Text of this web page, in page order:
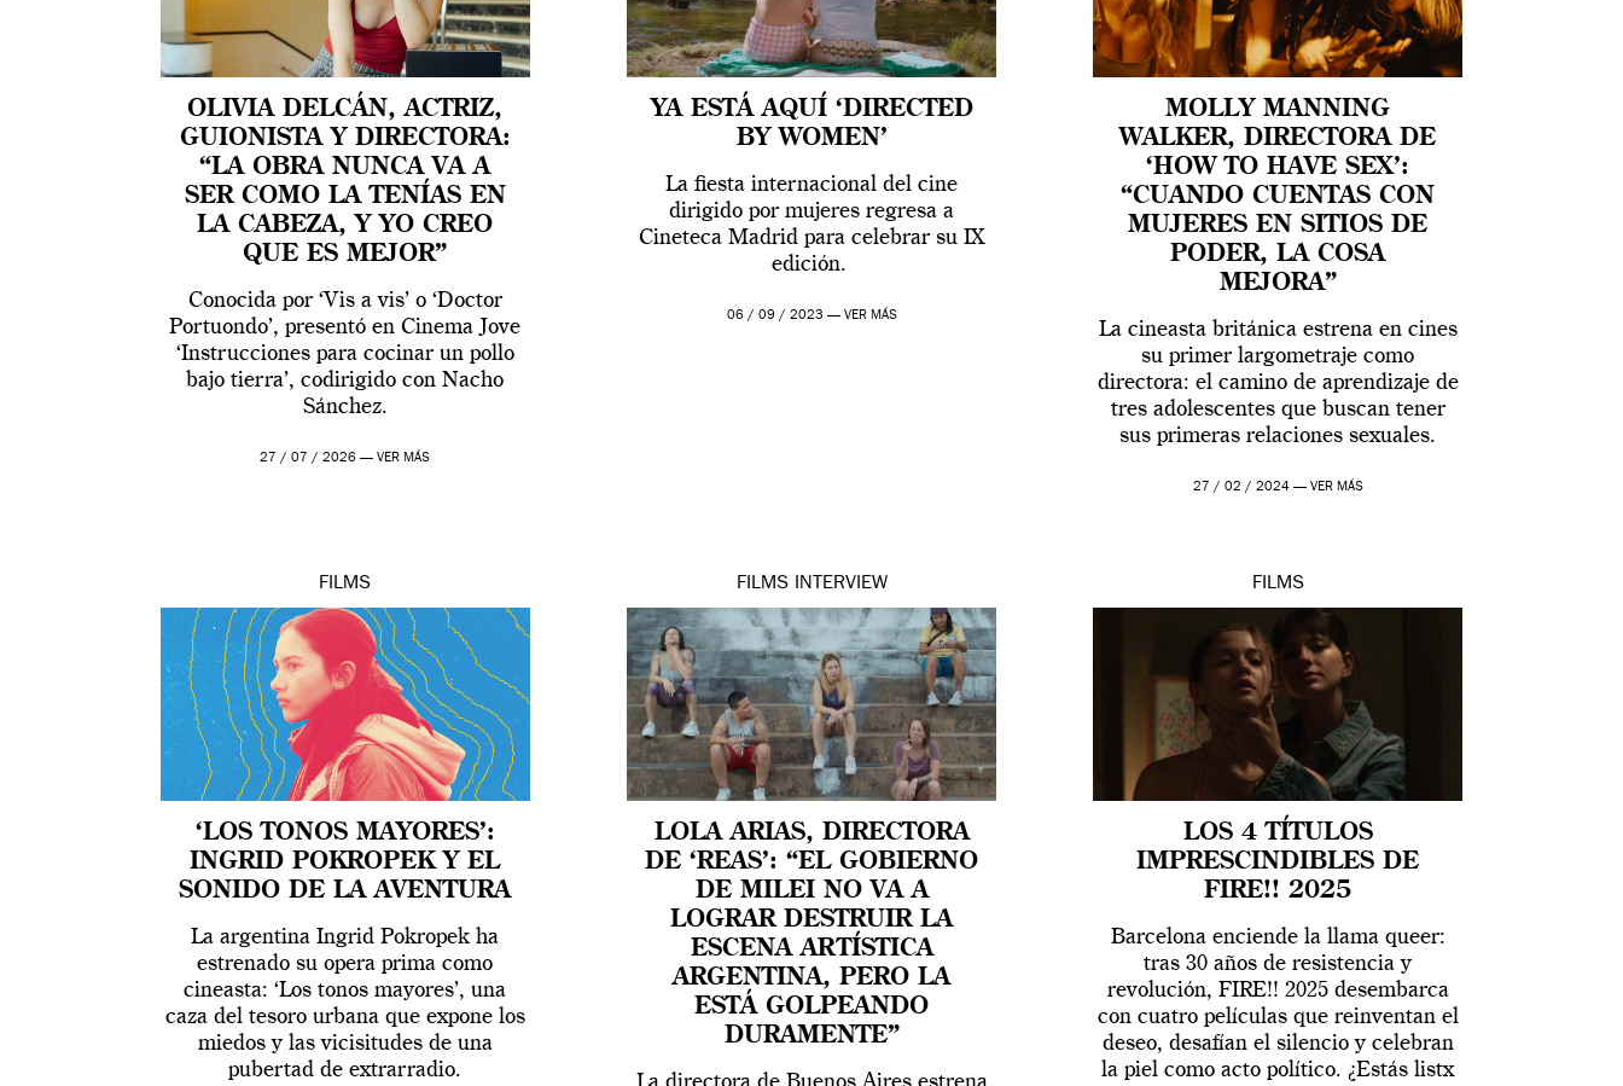
OLIVIA DELCÁN, ACTRIZ,
GUIONISTA Y DIRECTORA:
“LA OBRA NUNCA VA A
SER COMO LA TENÍAS EN
LA CABEZA, Y YO CREO
QUE ES MEJOR”
Conocida por ‘Vis a vis’ o ‘Doctor
Portuondo’, presentó en Cinema Jove
‘Instrucciones para cocinar un pollo
bajo tierra’, codirigido con Nacho
Sánchez.
27 / 07 / 2026 —VER MÁS
YA ESTÁ AQUÍ ‘DIRECTED
BY WOMEN’
La fiesta internacional del cine
dirigido por mujeres regresa a
Cineteca Madrid para celebrar su IX
edición.
06 / 09 / 2023 — VER MÁS
MOLLY MANNING
WALKER, DIRECTORA DE
‘HOW TO HAVE SEX’:
“CUANDO CUENTAS CON
MUJERES EN SITIOS DE
PODER, LA COSA
MEJORA”
La cineasta británica estrena en cines
su primer largometraje como
directora: el camino de aprendizaje de
tres adolescentes que buscan tener
sus primeras relaciones sexuales.
27 / 02 / 2024 — VER MÁS
FILMS
‘LOS TONOS MAYORES’:
INGRID POKROPEK Y EL
SONIDO DE LA AVENTURA
La argentina Ingrid Pokropek ha
estrenado su opera prima como
cineasta: ‘Los tonos mayores’, una
caza del tesoro urbana que expone los
miedos y las vicisitudes de una
pubertad de extrarradio.
FILMS INTERVIEW
LOLA ARIAS, DIRECTORA
DE ‘REAS’: “EL GOBIERNO
DE MILEI NO VA A
LOGRAR DESTRUIR LA
ESCENA ARTÍSTICA
ARGENTINA, PERO LA
ESTÁ GOLPEANDO
DURAMENTE”
FILMS
LOS 4 TÍTULOS
IMPRESCINDIBLES DE
FIRE!! 2025
Barcelona enciende la llama queer:
tras 30 años de resistencia y
revolución, FIRE!! 2025 desembarca
con cuatro películas que reinventan el
deseo, desafían el silencio y celebran
la piel como acto político. ¿Estás listx